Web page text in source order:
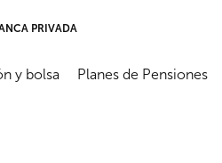
PRIVADA
y bolsa
Abrir submenú
Planes de Pensiones